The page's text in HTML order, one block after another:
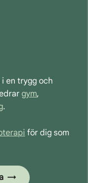
en trygg och
gym,
.
för dig som